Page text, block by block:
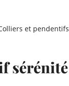
et pendentifs
sérénité